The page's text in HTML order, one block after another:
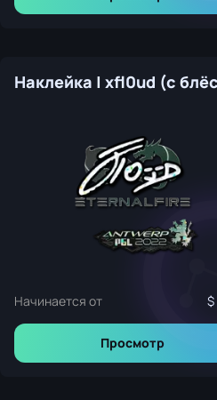
Начинается от
Просмотр